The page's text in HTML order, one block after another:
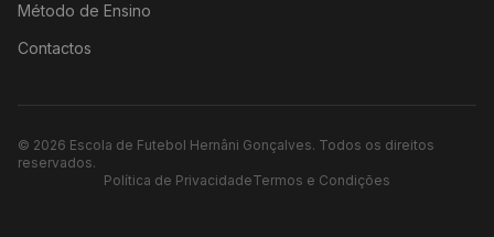
Método de Ensino
Contactos
© 2026 Escola de Futebol Hernâni Gonçalves. Todos os direitos
reservados.
Política de PrivacidadeTermos e Condições